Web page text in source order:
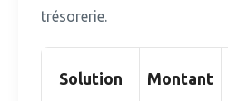
trésorerie.
Solution Montant